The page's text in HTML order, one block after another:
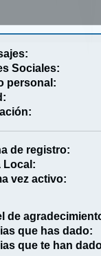
Sociales:
personal:
de registro:
Local:
vez activo:
de
que has dado:
que te han